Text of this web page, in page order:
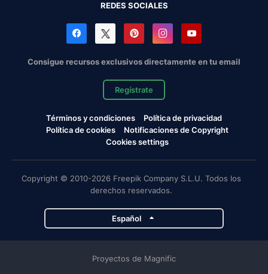
REDES SOCIALES
Consigue recursos exclusivos directamente en tu email
Regístrate
Términos y condiciones
Política de privacidad
Política de cookies
Notificaciones de Copyright
Cookies settings
Copyright © 2010-2026 Freepik Company S.L.U. Todos los
derechos reservados.
Español
Proyectos de Magnific